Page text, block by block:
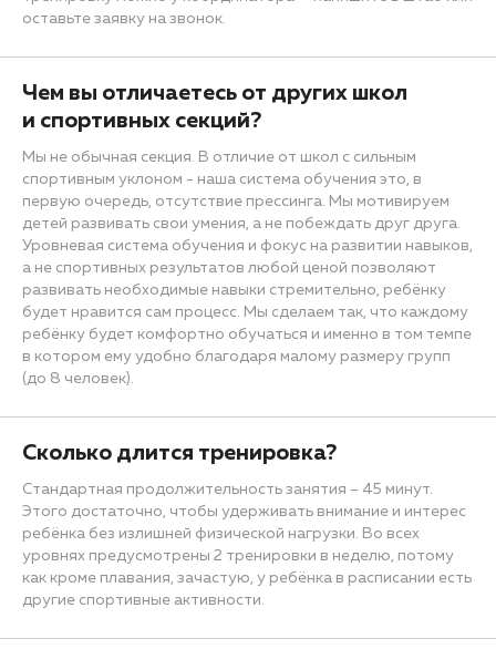
оставьте заявку на звонок.
Чем вы отличаетесь от других школ
и спортивных секций?
Мы не обычная секция. В отличие от школ с сильным
спортивным уклоном - наша система обучения это, в
первую очередь, отсутствие прессинга. Мы мотивируем
детей развивать свои умения, а не побеждать друг друга.
Уровневая система обучения и фокус на развитии навыков,
а не спортивных результатов любой ценой позволяют
развивать необходимые навыки стремительно, ребёнку
будет нравится сам процесс. Мы сделаем так, что каждому
ребёнку будет комфортно обучаться и именно в том темпе
в котором ему удобно благодаря малому размеру групп
(до 8 человек).
Сколько длится тренировка?
Стандартная продолжительность занятия – 45 минут.
Этого достаточно, чтобы удерживать внимание и интерес
ребёнка без излишней физической нагрузки. Во всех
уровнях предусмотрены 2 тренировки в неделю, потому
как кроме плавания, зачастую, у ребёнка в расписании есть
другие спортивные активности.